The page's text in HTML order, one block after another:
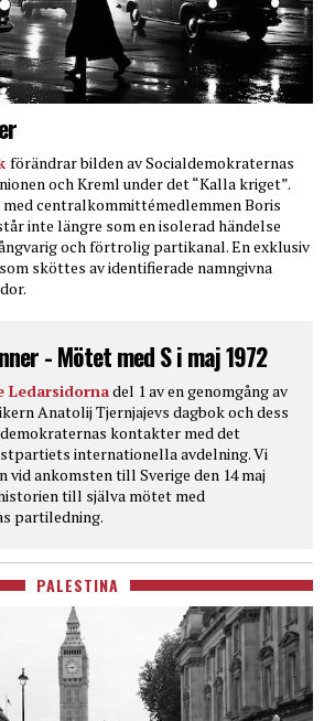
förändrar bilden av Socialdemokraternas
och Kreml under det “Kalla kriget”.
centralkommittémedlemmen Boris
inte längre som en isolerad händelse
och förtrolig partikanal. En exklusiv
sköttes av identifierade namngivna
- Mötet med S i maj 1972
Ledarsidornadel 1 av en genomgång av
Anatolij Tjernjajevs dagbok och dess
kontakter med det
internationella avdelning. Vi
vid ankomsten till Sverige den 14 maj
till själva mötet med
partiledning.
PALESTINA